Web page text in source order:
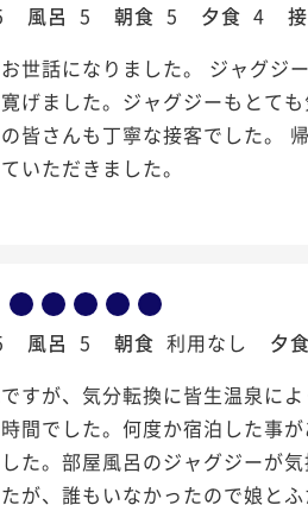
風呂 5 朝食 5 夕食 4
世話になりました。 ジャグジ
げました。ジャグジーもとて
皆さんも丁寧な接客でした。
いただきました。
風呂 5 朝食 利用なし 夕食
すが、気分転換に皆生温泉に
間でした。何度か宿泊した事
た。部屋風呂のジャグジーが
が、誰もいなかったので娘と